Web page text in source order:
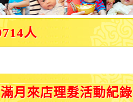
人
月來店理髮活動紀錄